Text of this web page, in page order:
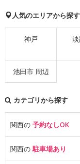
人気のエリアから探す
神戸
池田市 周辺
カテゴリから探す
関西の 予約なしOK
関西の駐車場あり